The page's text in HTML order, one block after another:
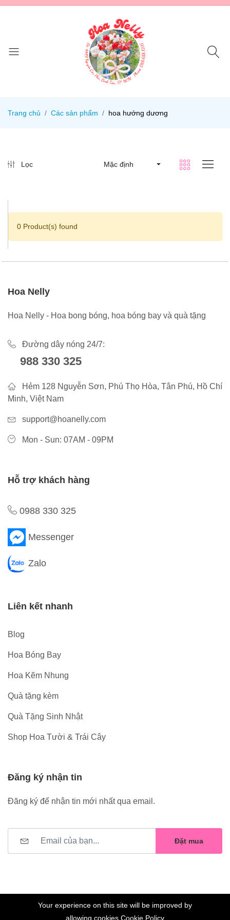
Trang chủ Các sản phẩm hoa hướng dương
Lọc Mặc định
0 Product(s) found
Hoa Nelly
Hoa Nelly - Hoa bong bóng, hoa bóng bay và quà tặng
Đường dây nóng 24/7:
988 330 325
Hẻm 128 Nguyễn Sơn, Phú Thọ Hòa, Tân Phú, Hồ Chí
Minh, Việt Nam
support@hoanelly.com
Mon - Sun: 07AM - 09PM
Hỗ trợ khách hàng
0988 330 325
Messenger
Zalo
Liên kết nhanh
Blog
Hoa Bóng Bay
Hoa Kẽm Nhung
Quà tặng kèm
Quà Tặng Sinh Nhật
Shop Hoa Tười & Trái Cây
Đăng ký nhận tin
Đăng ký để nhận tin mới nhất qua email.
Đặt mua
Your experience on this site will be improved by
allowing cookies Cookie Policy